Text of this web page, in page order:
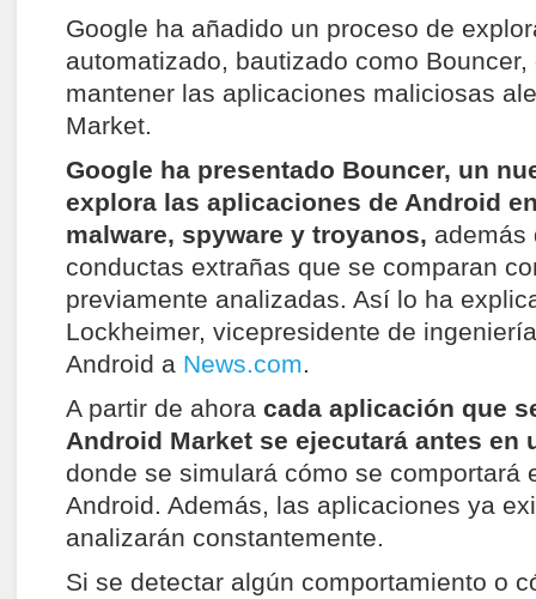
Google ha añadido un proceso de
automatizado, bautizado como
mantener las aplicaciones maliciosas
Market.
Google ha presentado Bouncer, un
explora las aplicaciones de Android
malware, spyware y troyanos, además
conductas extrañas que se comparan
previamente analizadas. Así lo ha
Lockheimer, vicepresidente de
Android a News.com.
A partir de ahora cada aplicación que
Android Market se ejecutará antes en
donde se simulará cómo se comportará
Android. Además, las aplicaciones ya
analizarán constantemente.
Si se detectar algún comportamiento o